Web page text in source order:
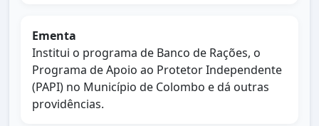
Ementa
Institui o programa de Banco de Rações, o
Programa de Apoio ao Protetor Independente
(PAPI) no Município de Colombo e dá outras
providências.